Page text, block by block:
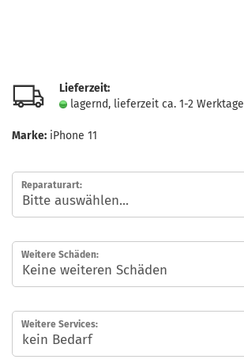
Lieferzeit:
lagernd, lieferzeit ca. 1-2 Werktage
Marke: iPhone 11
Reparaturart:
Weitere Schäden:
Weitere Services: